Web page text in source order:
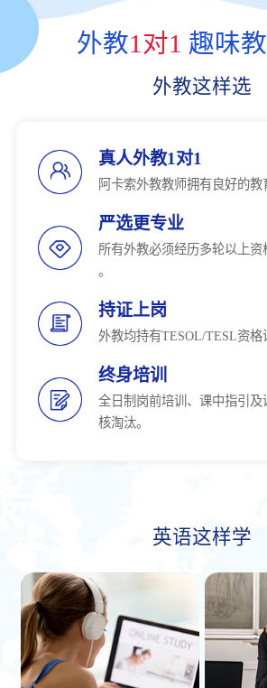
外教1对1 趣味
外教这样选
真人外教1对1
阿卡索外教教师拥有良好的教
严选更专业
所有外教必须经历多轮以上
。
持证上岗
外教均持有TESOL/TESL资格
终身培训
全日制岗前培训、课中指引及
核淘汰。
英语这样学